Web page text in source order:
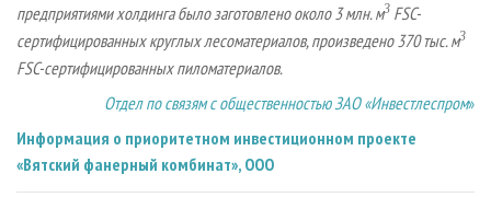
предприятиями холдинга было заготовлено около 3 млн. м3 FSC-
сертифицированных круглых лесоматериалов, произведено 370 тыс. м3
FSC-сертифицированных пиломатериалов.
Отдел по связям с общественностью ЗАО «Инвестлеспром»
Информация о приоритетном инвестиционном проекте
«Вятский фанерный комбинат», ООО